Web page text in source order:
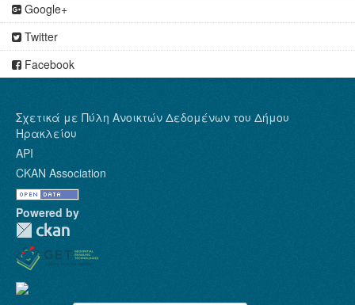
Google+
Twitter
Facebook
Σχετικά με Πύλη Ανοικτών Δεδομένων του Δήμου
Ηρακλείου
API
CKAN Association
Powered by